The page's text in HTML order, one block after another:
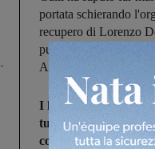
portata schierando
recupero di Lorenzo
puntando su due
Andrea, i valdarnesi
I livornesi si
turbolenta
con Andrea